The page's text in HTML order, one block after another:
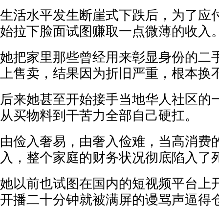
生活水平发生断崖式下跌后，为了应
始拉下脸面试图赚取一点微薄的收入
她把家里那些曾经用来彰显身份的二
上售卖，结果因为折旧严重，根本换
后来她甚至开始接手当地华人社区的
从买物料到干苦力全部自己硬扛。
由俭入奢易，由奢入俭难，当高消费
入，整个家庭的财务状况彻底陷入了
她以前也试图在国内的短视频平台上
开播二十分钟就被满屏的谩骂声逼得